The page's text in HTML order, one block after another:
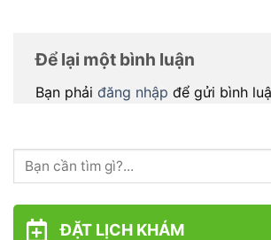
Để lại một bình luận
Bạn phải đăng nhập để gửi bình
ĐẶT LỊCH KHÁM